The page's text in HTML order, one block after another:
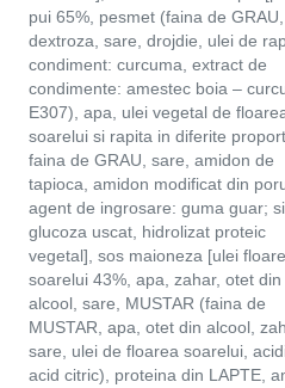
pui 65%, pesmet (faina de GRAU,
dextroza, sare, drojdie, ulei de
condiment: curcuma, extract de
condimente: amestec boia –
E307), apa, ulei vegetal de
soarelui si rapita in diferite
faina de GRAU, sare, amidon de
tapioca, amidon modificat din
agent de ingrosare: guma guar;
glucoza uscat, hidrolizat proteic
vegetal], sos maioneza [ulei
soarelui 43%, apa, zahar, otet din
alcool, sare, MUSTAR (faina de
MUSTAR, apa, otet din alcool,
sare, ulei de floarea soarelui,
acid citric), proteina din LAPTE,